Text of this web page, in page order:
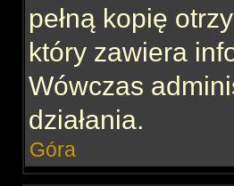
pełną kopię
który zawiera
Wówczas
działania.
Góra